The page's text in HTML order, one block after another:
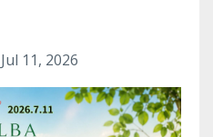
Jul 11, 2026